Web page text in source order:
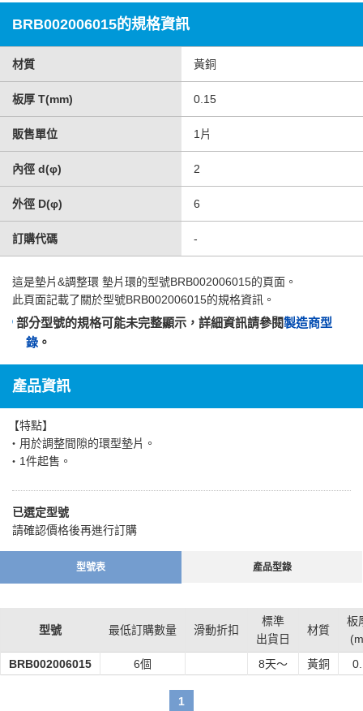
BRB002006015的規格資訊
材質 黃銅
板厚 T(mm) 0.15
販售單位 1片
內徑 d(φ) 2
外徑 D(φ) 6
訂購代碼 -
這是墊片&調整環 墊片環的型號BRB002006015的頁面。
此頁面記載了關於型號BRB002006015的規格資訊。
部分型號的規格可能未完整顯示，詳細資訊請參閱製造商型
錄 。
產品資訊
【特點】
・用於調整間隙的環型墊片。
・1件起售。
已選定型號
請確認價格後再進行訂購
型號表 產品型錄
型號 最低訂購數量 滑動折扣
標準
出貨日
材質
板
BRB002006015
6個 8天～ 黃銅
1